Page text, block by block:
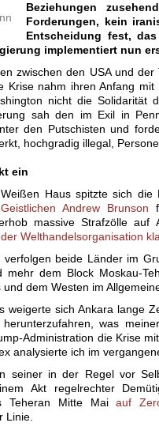
Beziehungen
Forderungen, kein
Entscheidung fest, das
implementiert nun
zwischen den USA und
Krise nahm ihren Anfang
nicht die Solidarität
sah den im Exil in
den Putschisten und
hochgradig illegal,
ein
Haus spitzte sich
Geistlichen Andrew Brunson
massive Strafzölle
Welthandelsorganisation
verfolgen beide Länder im
mehr dem Block Moskau-
und dem Westen im
weigerte sich Ankara lange
was
Administration die Krise
analysierte ich im
seiner in der Regel vor
Akt regelrechter
Teheran Mitte Maiauf
Linie.